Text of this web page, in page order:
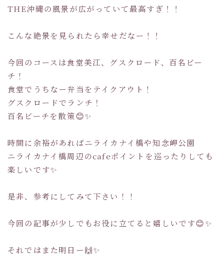
THE沖縄の風景が広がっていて最高すぎ！！
こんな絶景を見られたら幸せだなー！！
今回のコースは食堂美江、グスクロード、百名ビー
チ！
食堂でうちなー弁当をテイクアウト！
グスクロードでランチ！
百名ビーチを散策😊✨
時間に余裕があればニライカナイ橋や知念岬公園
ニライカナイ橋周辺のcafeポイントを巡ったりしても
楽しいです✨
是非、参考にしてみて下さい！！
今回の記事が少しでもお役に立てると嬉しいです😊✨
それではまた明日ー🙌✨